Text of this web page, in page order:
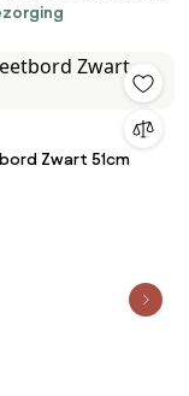
en
in-1 Magnetisch
Prikbord voor
Kantoor
Zwart 51cm